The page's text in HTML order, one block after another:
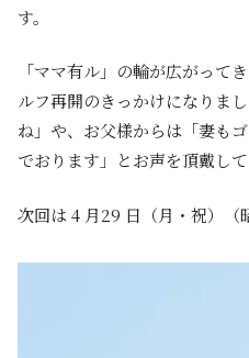
す。
「ママ有ル」の輪が広がって
ルフ再開のきっかけになりま
ね」や、お父様からは「妻も
でおります」とお声を頂戴して
次回は 4 月29 日（月・祝）（